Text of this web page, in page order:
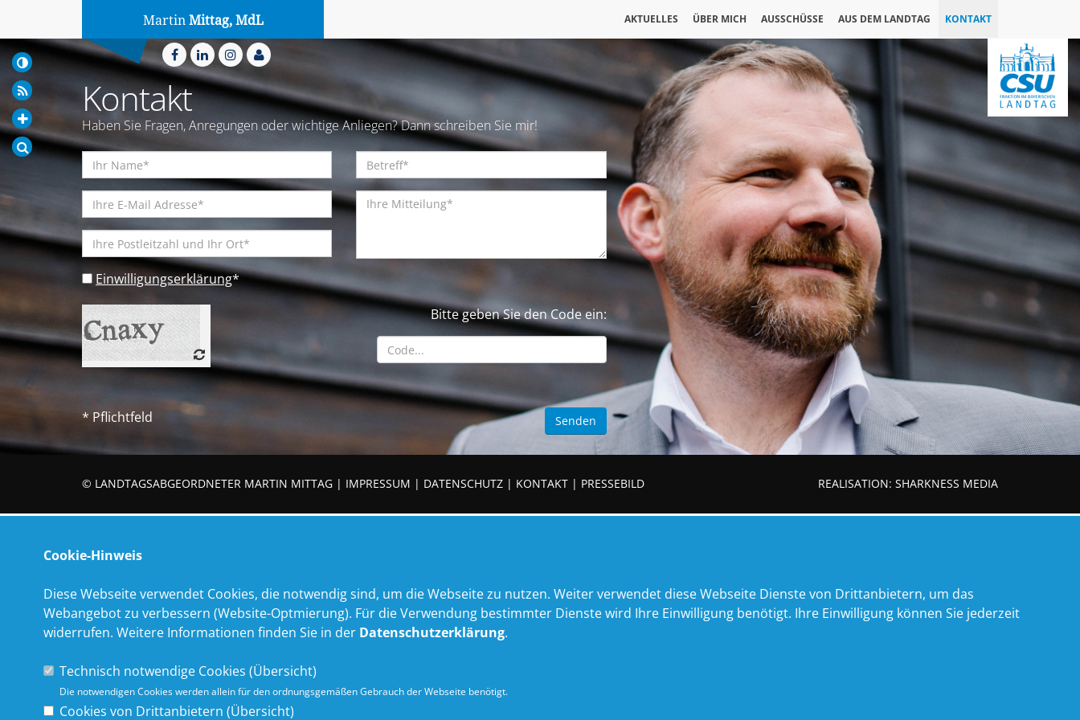
Martin Mittag, MdL AKTUELLES ÜBER MICH AUSSCHÜSSE AUS DEM LANDTAG KONTAKT
Kontakt
Haben Sie Fragen, Anregungen oder wichtige Anliegen? Dann schreiben Sie mir!
Einwilligungserklärung*
Bitte geben Sie den Code ein:
* Pflichtfeld
© LANDTAGSABGEORDNETER MARTIN MITTAG | IMPRESSUM | DATENSCHUTZ | KONTAKT | PRESSEBILD REALISATION: SHARKNESS MEDIA
Cookie-Hinweis
Diese Webseite verwendet Cookies, die notwendig sind, um die Webseite zu nutzen. Weiter verwendet diese Webseite Dienste von Drittanbietern, um das
Webangebot zu verbessern (Website-Optmierung). Für die Verwendung bestimmter Dienste wird Ihre Einwilligung benötigt. Ihre Einwilligung können Sie jederzeit
widerrufen. Weitere Informationen finden Sie in der Datenschutzerklärung.
Technisch notwendige Cookies (Übersicht)
Die notwendigen Cookies werden allein für den ordnungsgemäßen Gebrauch der Webseite benötigt.
Cookies von Drittanbietern (Übersicht)